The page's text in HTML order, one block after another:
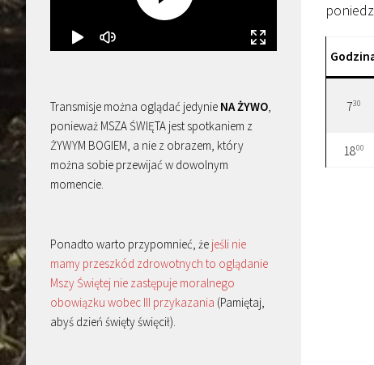
730
1800
Transmisje można oglądać jedynie NA ŻYWO,
ponieważ MSZA ŚWIĘTA jest spotkaniem z
ŻYWYM BOGIEM, a nie z obrazem, który
można sobie przewijać w dowolnym
momencie.
Ponadto warto przypomnieć, że jeśli nie
mamy przeszkód zdrowotnych to oglądanie
Mszy Świętej nie zastępuje moralnego
obowiązku wobec III przykazania (Pamiętaj,
abyś dzień święty święcił).